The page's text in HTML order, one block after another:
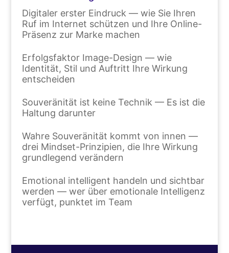
Digitaler erster Eindruck — wie Sie Ihren
Ruf im Internet schützen und Ihre Online-
Präsenz zur Marke machen
Erfolgsfaktor Image-Design — wie
Identität, Stil und Auftritt Ihre Wirkung
entscheiden
Souveränität ist keine Technik — Es ist die
Haltung darunter
Wahre Souveränität kommt von innen —
drei Mindset-Prinzipien, die Ihre Wirkung
grundlegend verändern
Emotional intelligent handeln und sichtbar
werden — wer über emotionale Intelligenz
verfügt, punktet im Team